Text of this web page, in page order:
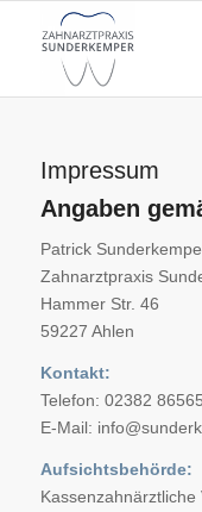
Impressum
Angaben
Patrick
Zahnarztpraxis
Hammer Str. 46
59227 Ahlen
Kontakt:
Telefon: 02382 86565
E-Mail:
Aufsichtsbehörde: